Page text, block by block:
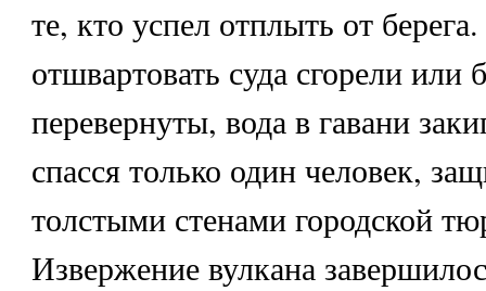
те, кто успел отплыть от
отшвартовать суда сгорели или
перевернуты, вода в гавани
спасся только один человек,
толстыми стенами городской
Извержение вулкана